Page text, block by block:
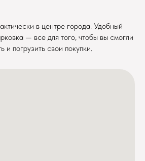
в центре города. Удобный
— все для того, чтобы вы смогли
и погрузить свои покупки.